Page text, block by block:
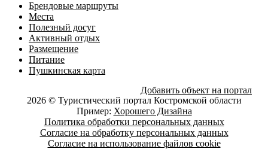
Брендовые маршруты
Места
Полезный досуг
Активный отдых
Размещение
Питание
Пушкинская карта
Добавить объект на портал
2026 © Туристический портал Костромской области
Пример: Хорошего Дизайна
Политика обработки персональных данных
Согласие на обработку персональных данных
Согласие на использование файлов cookie